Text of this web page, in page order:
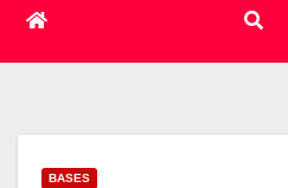
BASES